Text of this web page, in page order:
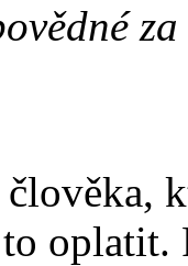
člověka,
oplatit.